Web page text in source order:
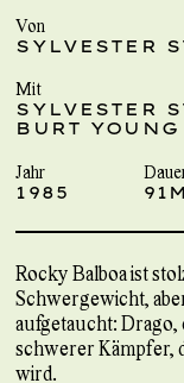
Von
SYLVESTER
Mit
SYLVESTER
BURT YOUNG
Jahr
1985
Rocky Balboa ist
Schwergewicht,
aufgetaucht: Drago,
schwerer Kämpfer,
wird.